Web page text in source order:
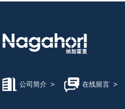
公司简介 > 在线留言>